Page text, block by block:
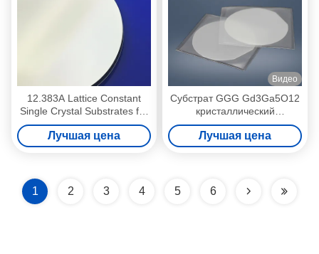
12.383A Lattice Constant
Single Crystal Substrates for
Cubic/Round Applications Up
To 3'' Dia
Лучшая цена
Видео
Субстрат GGG Gd3Ga5O12
кристаллический
материальный одиночного
Кристл
Лучшая цена
1 2 3 4 5 6